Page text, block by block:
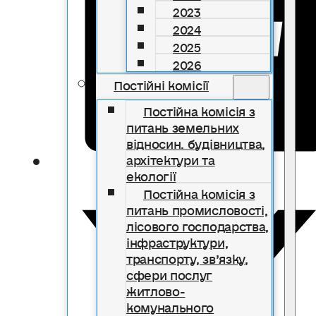
2023
2024
2025
2026
Постійні комісії
Постійна комісія з
питань земельних
відносин. будівництва,
архітектури та
екології
Постійна комісія з
питань промисловості,
лісового господарства,
інфраструктури,
транспорту, зв’язку,
сфери послуг
житлово-
комунального